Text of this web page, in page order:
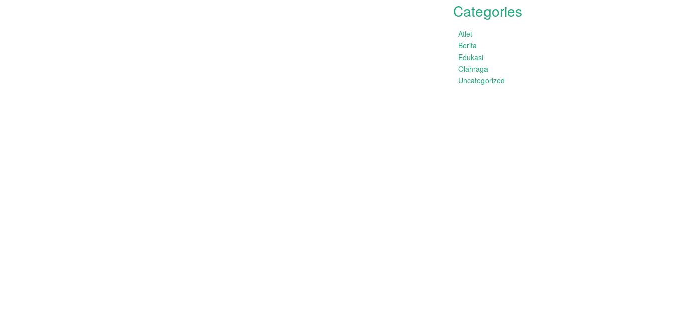
Categories
Atlet
Berita
Edukasi
Olahraga
Uncategorized